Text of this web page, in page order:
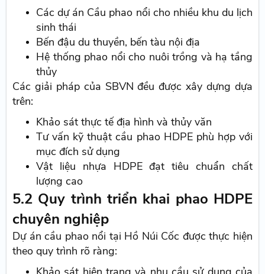
Các dự án Cầu phao nổi cho nhiều khu du lịch
sinh thái
Bến đậu du thuyền, bến tàu nội địa
Hệ thống phao nổi cho nuôi trồng và hạ tầng
thủy
Các giải pháp của SBVN đều được xây dựng dựa
trên:
Khảo sát thực tế địa hình và thủy văn
Tư vấn kỹ thuật cầu phao HDPE phù hợp với
mục đích sử dụng
Vật liệu nhựa HDPE đạt tiêu chuẩn chất
lượng cao
5.2 Quy trình triển khai phao HDPE
chuyên nghiệp
Dự án cầu phao nổi tại Hồ Núi Cốc được thực hiện
theo quy trình rõ ràng: